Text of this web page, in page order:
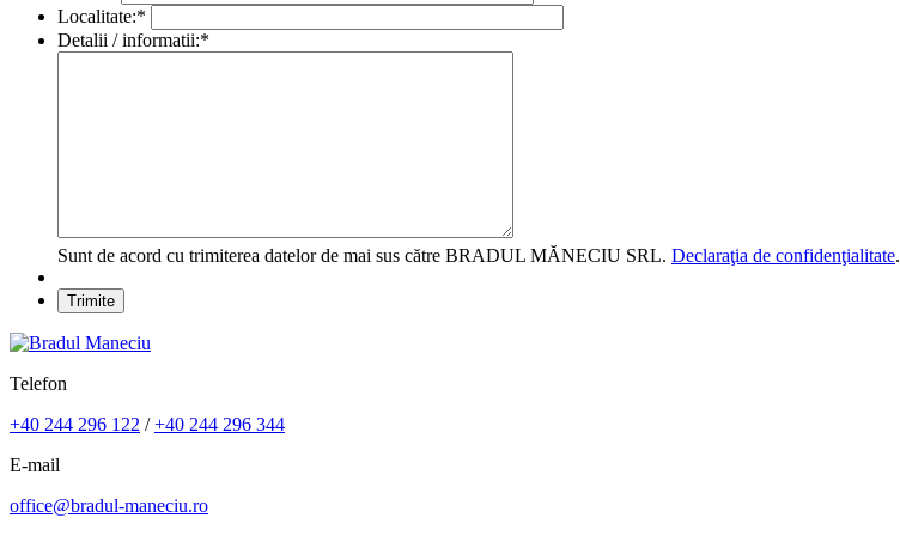
Localitate:*
Detalii / informatii:*
Sunt de acord cu trimiterea datelor de mai sus către BRADUL MĂNECIU SRL. Declaraţia de confidenţialitate.
Telefon
+40 244 296 122 /+40 244 296 344
E-mail
office@bradul-maneciu.ro